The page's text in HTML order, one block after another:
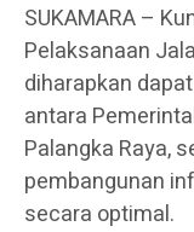
SUKAMARA –
Pelaksanaan
diharapkan
antara
Palangka Raya,
pembangunan
secara optimal.